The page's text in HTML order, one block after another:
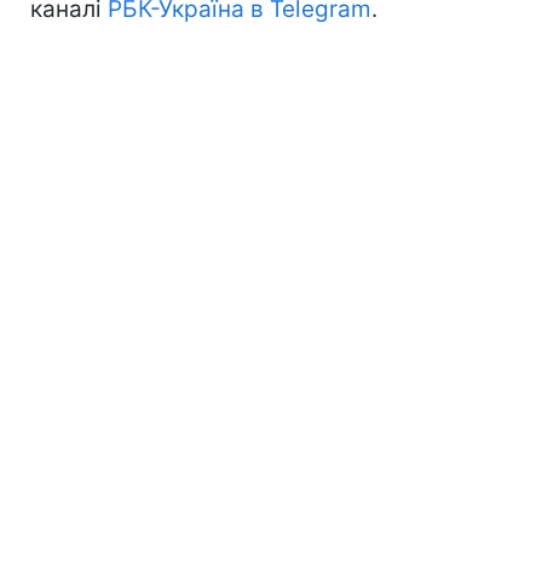
каналі РБК-Україна в Telegram.